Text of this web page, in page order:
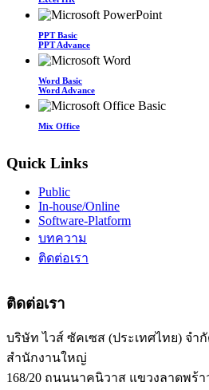
PPT Basic
PPT Advance
Word Basic
Word Advance
Mix Office
Quick Links
Public
In-house/Online
Software-Platform
บทความ
ติดต่อเรา
ติดต่อเรา
บริษัท ไวส์ ซัคเซส (ประเทศไทย) จำ
สำนักงานใหญ่
168/20 ถนนนาคนิวาส แขวงลาดพร้า